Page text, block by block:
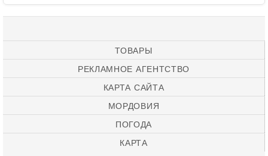
ТОВАРЫ
РЕКЛАМНОЕ АГЕНТСТВО
КАРТА САЙТА
МОРДОВИЯ
ПОГОДА
КАРТА